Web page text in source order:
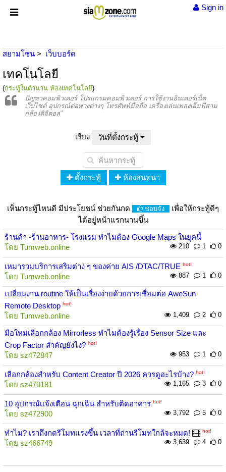
Sign in
สยามโซน เว็บบอร์ด
เทคโนโลยี
(กระทู้ในตำนาน ห้องเทคโนโลยี)
ปัญหาคอมพิวเตอร์ โปรแกรมคอมพิวเตอร์ การใช้งานอินเตอร์เน็ต
เว็บไซต์ อุปกรณ์ต่อพ่วงต่างๆ โทรศัพท์มือถือ เครื่องเล่นเพลงเอ็มพีสาม
กล้องดิจิตอล"
เรียง วันที่ตั้งกระทู้
ตั้งกระทู้ ห้องสนทนา
เห็นกระทู้ไหนดี มีประโยชน์ ช่วยกันกด ชอบจัง
เพื่อให้กระทู้ดีๆ
ได้อยู่หน้าแรกนานขึ้น
ร้านค้า -ร้านอาหาร- โรงแรม ทำไมต้อง Google Maps ในยุคนี้
โดย Tumweb.online 210 1 0
เหมารวมบริการเสริมต่าง ๆ ของค่าย AIS /DTAC/TRUE hot!
โดย Tumweb.online 887 1 0
เปลี่ยนงาน routine ให้เป็นเรื่องง่ายด้วยการเชื่อมต่อ AweSun
Remote Desktop hot!
โดย Tumweb.online 1,409 2 0
มือใหม่เลือกกล้อง Mirrorless ทำไมต้องรู้เรื่อง Sensor Size และ
Crop Factor สำคัญยังไง? hot!
โดย sz472847 953 1 0
เลือกกล้องสำหรับ Content Creator ปี 2026 ควรดูอะไรบ้าง? hot!
โดย sz470181 1,165 3 0
10 อุปกรณ์เเจ้งเตือน ฉุกเฉิน สำหรับติดอาคาร hot!
โดย sz472900 3,792 5 0
ทำไม? เราถึงกดรีโมทแรงขึ้น เวลาที่ถ่านรีโมทใกล้จะหมด! hot!
โดย sz466749 3,639 4 0